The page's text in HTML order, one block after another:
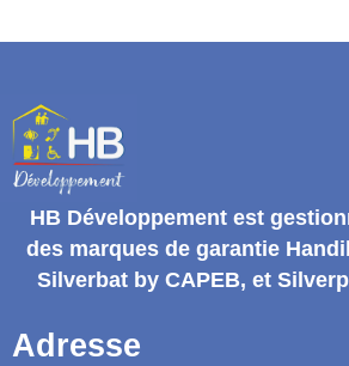
HB Développement est
des marques de garantie
Silverbat by CAPEB, et
Adresse